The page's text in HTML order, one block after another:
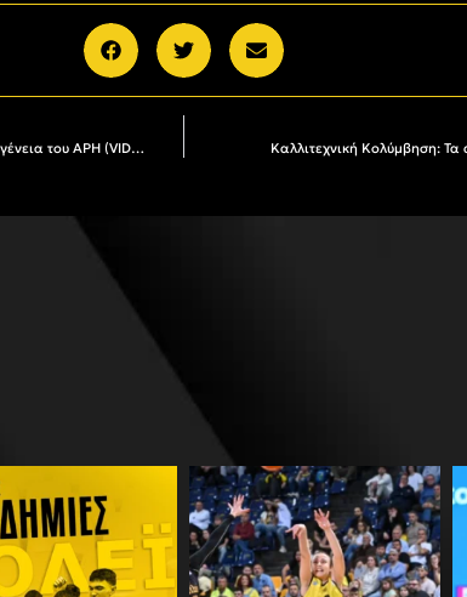
Κολύμβηση: Μάθε τα μυστικά της πισίνας στη μεγάλη οικογένεια του ΑΡΗ (VIDEO) Καλλιτεχνική Κολύμβηση: